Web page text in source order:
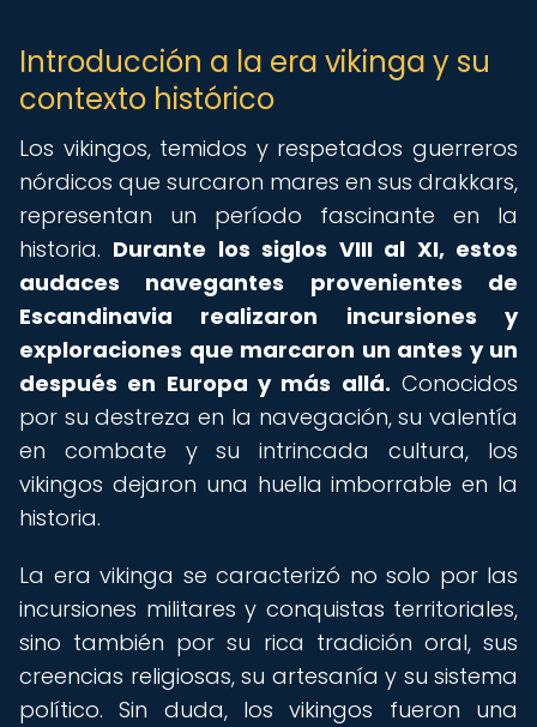
Introducción a la era vikinga y su
contexto histórico
Los vikingos, temidos y respetados guerreros
nórdicos que surcaron mares en sus drakkars,
representan un período fascinante en la
historia. Durante los siglos VIII al XI, estos
audaces navegantes provenientes de
Escandinavia realizaron incursiones y
exploraciones que marcaron un antes y un
después en Europa y más allá. Conocidos
por su destreza en la navegación, su valentía
en combate y su intrincada cultura, los
vikingos dejaron una huella imborrable en la
historia.
La era vikinga se caracterizó no solo por las
incursiones militares y conquistas territoriales,
sino también por su rica tradición oral, sus
creencias religiosas, su artesanía y su sistema
político. Sin duda, los vikingos fueron una